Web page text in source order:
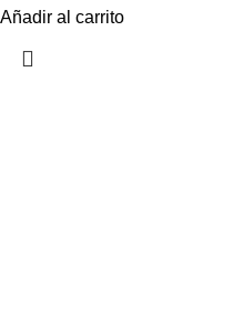
Añadir al carrito